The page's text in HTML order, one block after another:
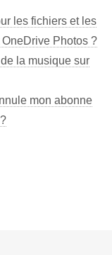
les fichiers et les
Photos ?
la musique sur
mon abonne